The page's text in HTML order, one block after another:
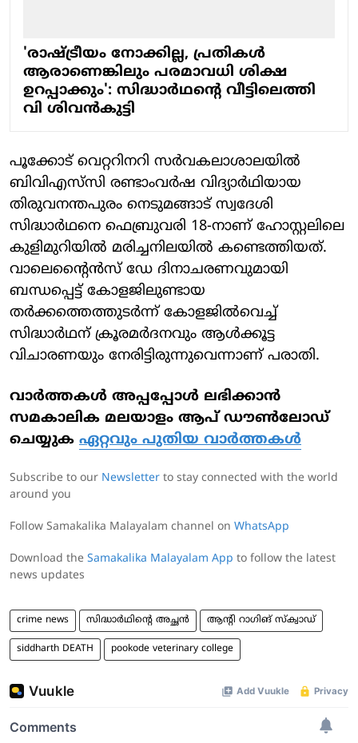
'രാഷ്ട്രീയം നോക്കില്ല, പ്രതികൾ
ആരാണെങ്കിലും പരമാവധി ശിക്ഷ
ഉറപ്പാക്കും': സിദ്ധാർഥന്റെ വീട്ടിലെത്തി
വി ശിവൻകുട്ടി
പൂക്കോട് വെറ്ററിനറി സർവകലാശാലയിൽ
ബിവിഎസ്‌സി രണ്ടാംവര്‍ഷ വിദ്യാര്‍ഥിയായ
തിരുവനന്തപുരം നെടുമങ്ങാട് സ്വദേശി
സിദ്ധാര്‍ഥനെ ഫെബ്രുവരി 18-നാണ് ഹോസ്റ്റലിലെ
കുളിമുറിയില്‍ മരിച്ചനിലയില്‍ കണ്ടെത്തിയത്.
വാലെന്റൈന്‍സ് ഡേ ദിനാചരണവുമായി
ബന്ധപ്പെട്ട് കോളജിലുണ്ടായ
തര്‍ക്കത്തെത്തുടര്‍ന്ന് കോളജില്‍വെച്ച്
സിദ്ധാര്‍ഥന് ക്രൂരമര്‍ദനവും ആള്‍ക്കൂട്ട
വിചാരണയും നേരിട്ടിരുന്നുവെന്നാണ് പരാതി.
വാര്‍ത്തകള്‍ അപ്പപ്പോള്‍ ലഭിക്കാന്‍
സമകാലിക മലയാളം ആപ് ഡൗണ്‍ലോഡ്
ചെയ്യുക ഏറ്റവും പുതിയ വാര്‍ത്തകള്‍
Subscribe to our Newsletter to stay connected with the world
around you
Follow Samakalika Malayalam channel on WhatsApp
Download the Samakalika Malayalam App to follow the latest
news updates
crime news സിദ്ധാര്‍ഥിന്റെ അച്ഛന്‍ ആന്റി റാ​ഗിങ് സ്ക്വാഡ്
siddharth DEATH pookode veterinary college